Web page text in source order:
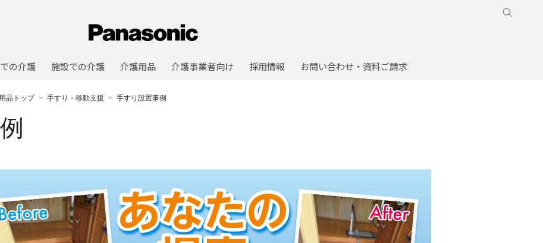
の介護 施設での介護 介護用品 介護事業者向け 採用情報 お問い合わせ・資料ご請求
品トップ 手すり・移動支援 手すり設置事例